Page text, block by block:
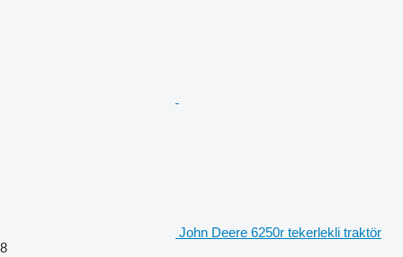
John Deere 6250r tekerlekli traktör
8